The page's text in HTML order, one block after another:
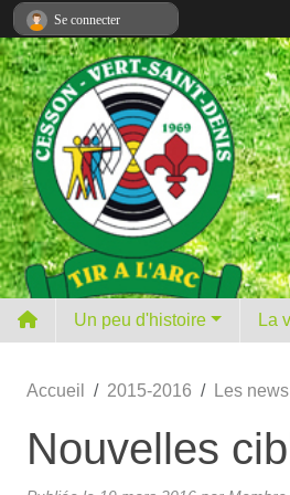
Un peu d'histoire La
Accueil 2015-2016 Les news
Nouvelles
Se connecter
Panneau de gestion des cookies